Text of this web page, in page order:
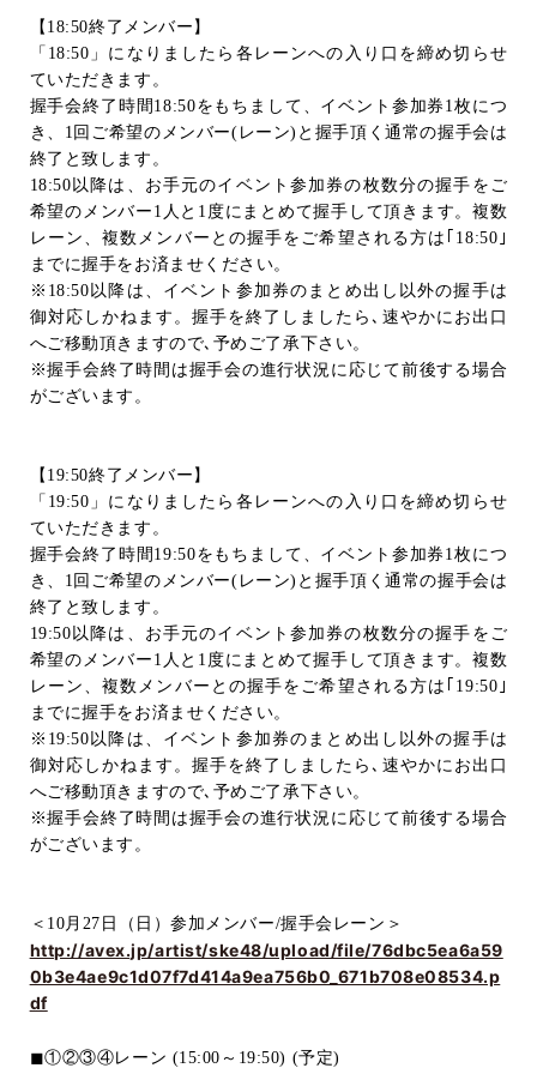
【 18:50終了メンバー】
「 18:50 」になりましたら各レーンへの入り口を締め切らせ
ていただきます。
握手会終了時間 18:50をもちまして、イベント参加券 1枚につ
き、 1 回ご希望のメンバー( レーン) と握手頂く通常の握手会は
終了と致します。
18:50以降は、お手元のイベント参加券の枚数分の握手をご
希望のメンバー 1 人と 1 度にまとめて握手して頂きます。複数
レーン、複数メンバーとの握手をご希望される方は｢ 18:50 ｣
までに握手をお済ませください。
※ 18:50以降は、イベント参加券のまとめ出し以外の握手は
御対応しかねます。握手を終了しましたら､速やかにお出口
へご移動頂きますので､予めご了承下さい。
※握手会終了時間は握手会の進行状況に応じて前後する場合
がございます。
【 19:50終了メンバー】
「 19:50 」になりましたら各レーンへの入り口を締め切らせ
ていただきます。
握手会終了時間 19:50をもちまして、イベント参加券 1枚につ
き、 1 回ご希望のメンバー( レーン) と握手頂く通常の握手会は
終了と致します。
19:50以降は、お手元のイベント参加券の枚数分の握手をご
希望のメンバー 1 人と 1 度にまとめて握手して頂きます。複数
レーン、複数メンバーとの握手をご希望される方は｢ 19:50 ｣
までに握手をお済ませください。
※ 19:50以降は、イベント参加券のまとめ出し以外の握手は
御対応しかねます。握手を終了しましたら､速やかにお出口
へご移動頂きますので､予めご了承下さい。
※握手会終了時間は握手会の進行状況に応じて前後する場合
がございます。
＜ 10月 27 日（日）参加メンバー/握手会レーン＞
http://avex.jp/artist/ske48/upload/file/76dbc5ea6a59
0b3e4ae9c1d07f7d414a9ea756b0_671b708e08534.p
df
◼︎①②③④レーン (15:00 ～ 19:50) (予定)